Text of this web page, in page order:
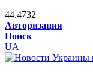
44.4732
Авторизация
Поиск
UA